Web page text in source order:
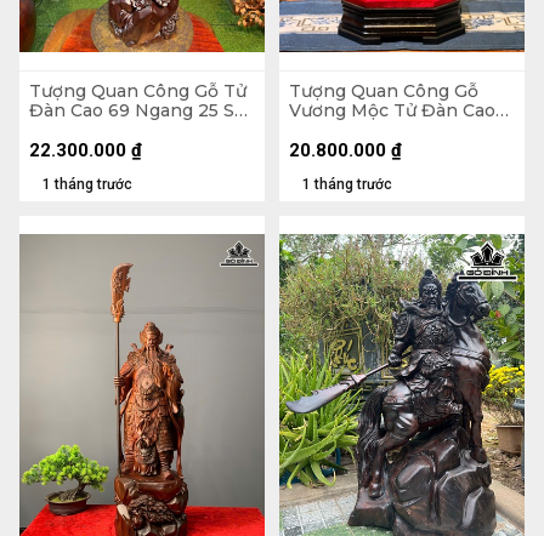
Tượng Quan Công Gỗ Tử
Đàn Cao 69 Ngang 25 Sâu
1 tháng trước
22.300.000 ₫
Tượng Quan Công Gỗ
Vương Mộc Tử Đàn Cao
1 tháng trước
20.800.000 ₫